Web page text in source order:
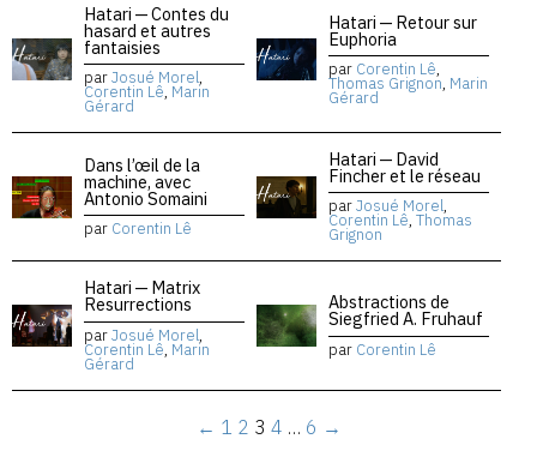
Hatari — Contes du
hasard et autres
fantaisies
parJosué Morel,
Corentin Lê, Marin
Gérard
Hatari — Retour sur
Euphoria
par Corentin Lê,
Thomas Grignon, Marin
Gérard
Dans l’œil de la
machine, avec
Antonio Somaini
par Corentin Lê
Hatari — David
Fincher et le réseau
parJosué Morel,
Corentin Lê, Thomas
Grignon
Hatari — Matrix
Resurrections
parJosué Morel,
Corentin Lê, Marin
Gérard
Abstractions de
Siegfried A. Fruhauf
par Corentin Lê
← 1 2 3 4 … 6 →